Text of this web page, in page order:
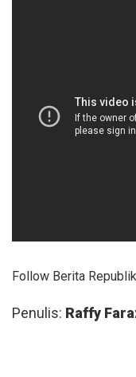
Follow Berita
Penulis: Raffy